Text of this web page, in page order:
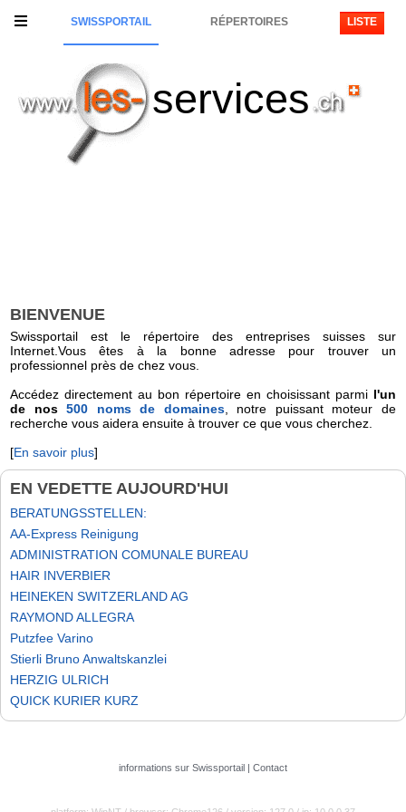
SWISSPORTAIL RÉPERTOIRES LISTE
services
BIENVENUE
Swissportail est le répertoire des entreprises suisses sur
Internet.Vous êtes à la bonne adresse pour trouver un
professionnel près de chez vous.
Accédez directement au bon répertoire en choisissant parmi l'un
de nos500 noms de domaines, notre puissant moteur de
recherche vous aidera ensuite à trouver ce que vous cherchez.
[En savoir plus]
EN VEDETTE AUJOURD'HUI
BERATUNGSSTELLEN:
AA-Express Reinigung
ADMINISTRATION COMUNALE BUREAU
HAIR INVERBIER
HEINEKEN SWITZERLAND AG
RAYMOND ALLEGRA
Putzfee Varino
Stierli Bruno Anwaltskanzlei
HERZIG ULRICH
QUICK KURIER KURZ
informations sur Swissportail | Contact